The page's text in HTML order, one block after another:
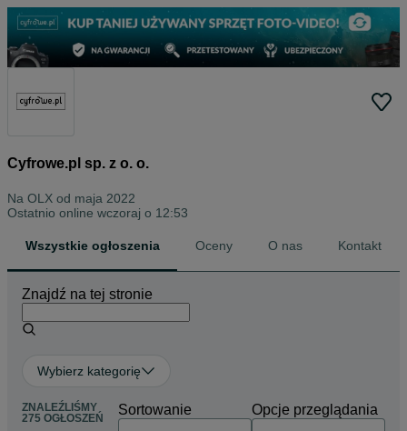
Cyfrowe.pl sp. z o. o.
Na OLX od maja 2022
Ostatnio online wczoraj o 12:53
Wszystkie ogłoszenia Oceny O nas Kontakt
Znajdź na tej stronie
Wybierz kategorię
ZNALEŹLIŚMY
275 OGŁOSZEŃ
Sortowanie Opcje przeglądania